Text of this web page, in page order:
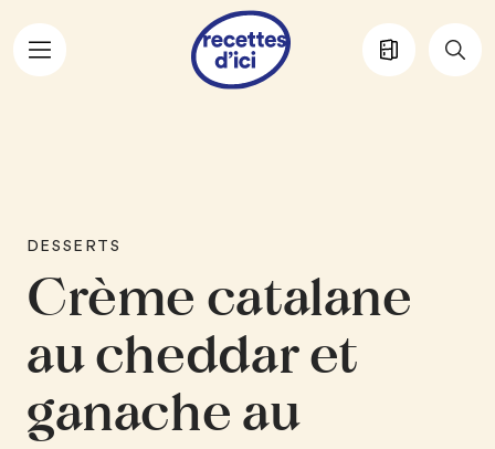
Aller au contenu principal
DESSERTS
Crème catalane
au cheddar et
ganache au